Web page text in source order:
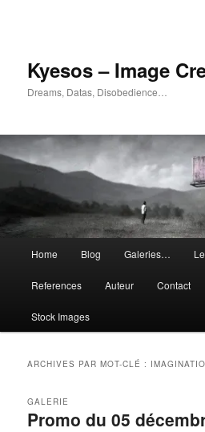
Kyesos – Image
Dreams, Datas, Disobedience…
principal
Home Blog Galeries…
References Auteur Contact
Stock Images
ARCHIVES PAR MOT-CLÉ :
Promo du 05
GALERIE